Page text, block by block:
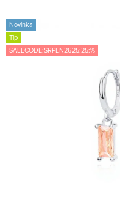
Novinka
Tip
SALECODE:SRPEN2625:25:%